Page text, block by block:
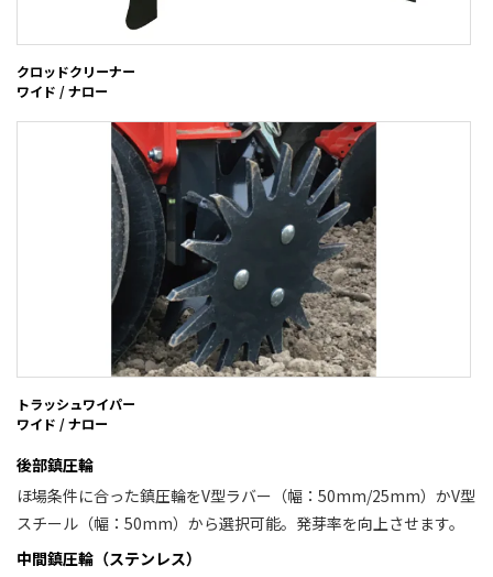
クロッドクリーナー
ワイド / ナロー
トラッシュワイパー
ワイド / ナロー
後部鎮圧輪
ほ場条件に合った鎮圧輪をV型ラバー（幅：50mm/25mm）かV型
スチール（幅：50mm）から選択可能。発芽率を向上させます。
中間鎮圧輪（ステンレス）